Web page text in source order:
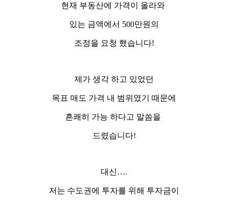
현재 부동산에 가격이 올라와
있는 금액에서 500만원의
조정을 요청 했습니다!
제가 생각 하고 있었던
목표 매도 가격 내 범위였기 때문에
흔쾌히 가능 하다고 말씀을
드렸습니다!
대신….
저는 수도권에 투자를 위해 투자금이